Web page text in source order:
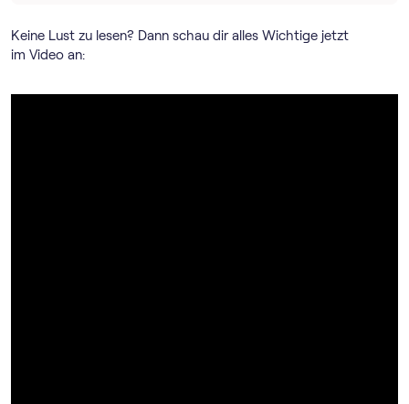
Keine Lust zu lesen? Dann schau dir alles Wichtige jetzt
im Video an: